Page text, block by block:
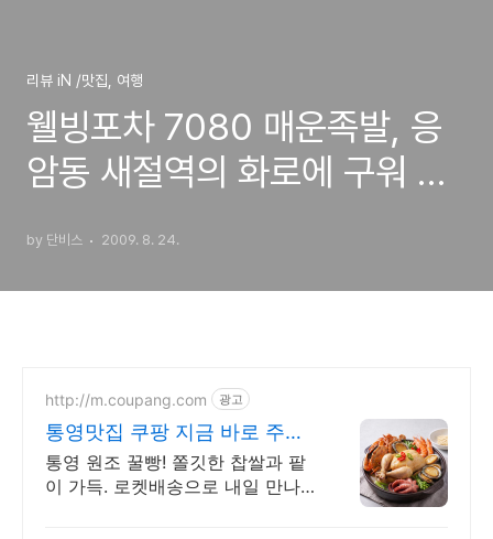
리뷰 iN /맛집, 여행
웰빙포차 7080 매운족발, 응
암동 새절역의 화로에 구워 먹
by 단비스 2009. 8. 24.
http://m.coupang.com 광고
통영맛집 쿠팡 지금 바로 주문
하세요!
통영 원조 꿀빵! 쫄깃한 찹쌀과 팥
이 가득. 로켓배송으로 내일 만나